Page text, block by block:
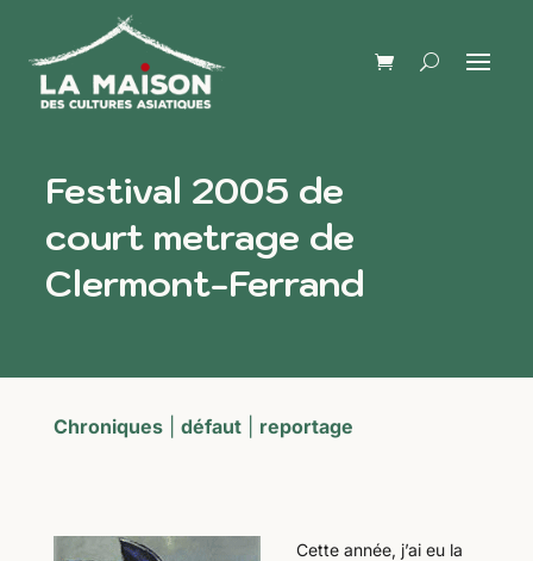
Festival 2005 de
court metrage de
Clermont-Ferrand
Chroniques| défaut| reportage
Cette année, j’ai eu la